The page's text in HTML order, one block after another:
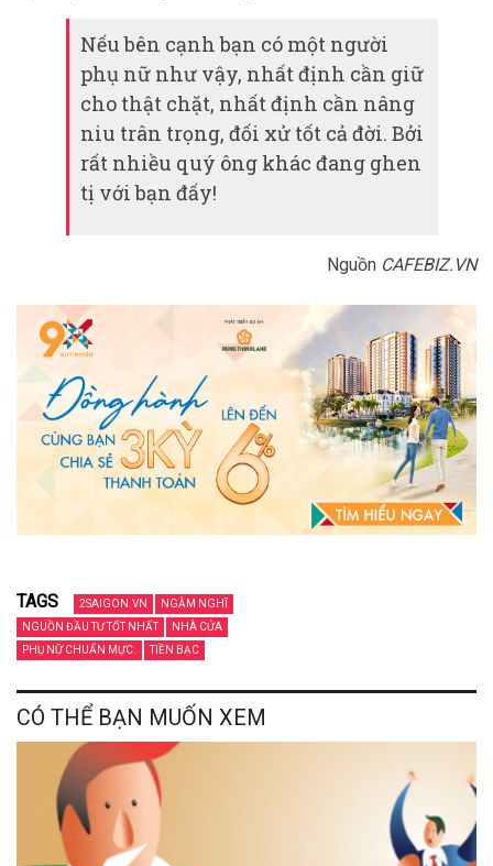
Nếu bên cạnh bạn có một người
phụ nữ như vậy, nhất định cần giữ
cho thật chặt, nhất định cần nâng
niu trân trọng, đối xử tốt cả đời. Bởi
rất nhiều quý ông khác đang ghen
tị với bạn đấy!
Nguồn CAFEBIZ.VN
TAGS 2SAIGON.VN
NGẪM NGHĨ
NGUỒN ĐẦU TƯ TỐT NHẤT
NHÀ CỬA
PHỤ NỮ CHUẨN MỰC.
TIỀN BẠC
CÓ THỂ BẠN MUỐN XEM